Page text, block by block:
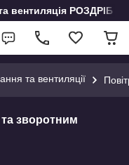
вентиляція РОЗДРІБ
та вентиляції
зворотним